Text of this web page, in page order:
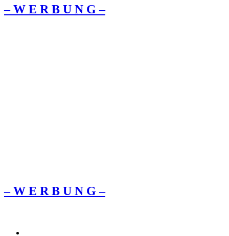
– W Ε R Β U Ν G –
– W Ε R Β U Ν G –